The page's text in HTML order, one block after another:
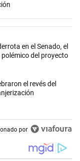
en los
ante el riesgo
en el Senado, el
del proyecto
Moreau y Lousteau
el revés del
por